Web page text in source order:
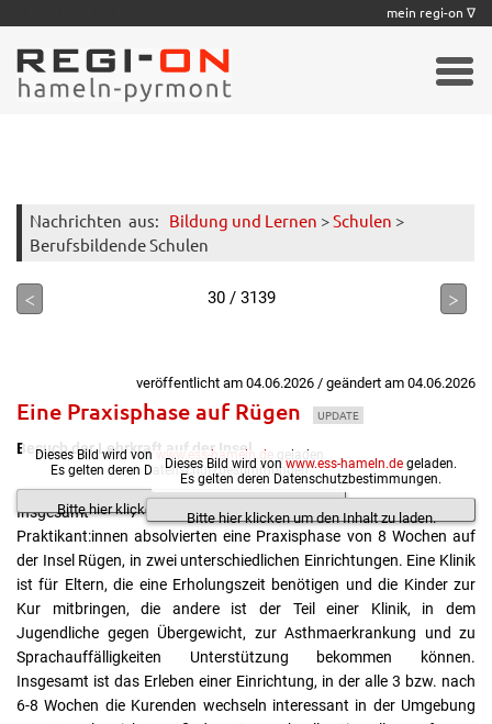
Nachrichten aus: Bildung und Lernen >Schulen >
Berufsbildende Schulen
< 30 / 3139 >
veröffentlicht am 04.06.2026 / geändert am 04.06.2026
Eine Praxisphase auf Rügen UPDATE
Besuch der Lehrkraft auf der Insel
Bitte hier klicken um den Inhalt zu laden.
Dieses Bild wird von www.ess-hameln.de geladen.
Es gelten deren Datenschutzbestimmungen.
Bitte hier klicken um den Inhalt zu laden.
Dieses Bild wird von www.ess-hameln.de geladen.
Es gelten deren Datenschutzbestimmungen.
Insgesamt 7
Praktikant:innen absolvierten eine Praxisphase von 8 Wochen auf
der Insel Rügen, in zwei unterschiedlichen Einrichtungen. Eine Klinik
ist für Eltern, die eine Erholungszeit benötigen und die Kinder zur
Kur mitbringen, die andere ist der Teil einer Klinik, in dem
Jugendliche gegen Übergewicht, zur Asthmaerkrankung und zu
Sprachauffälligkeiten Unterstützung bekommen können.
Insgesamt ist das Erleben einer Einrichtung, in der alle 3 bzw. nach
6-8 Wochen die Kurenden wechseln interessant in der Umgebung
mein regi-on ∇